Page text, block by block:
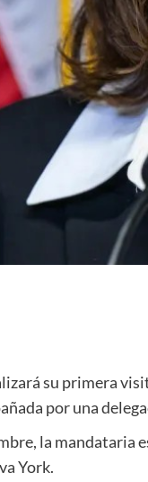
su primera
por una
la
York.